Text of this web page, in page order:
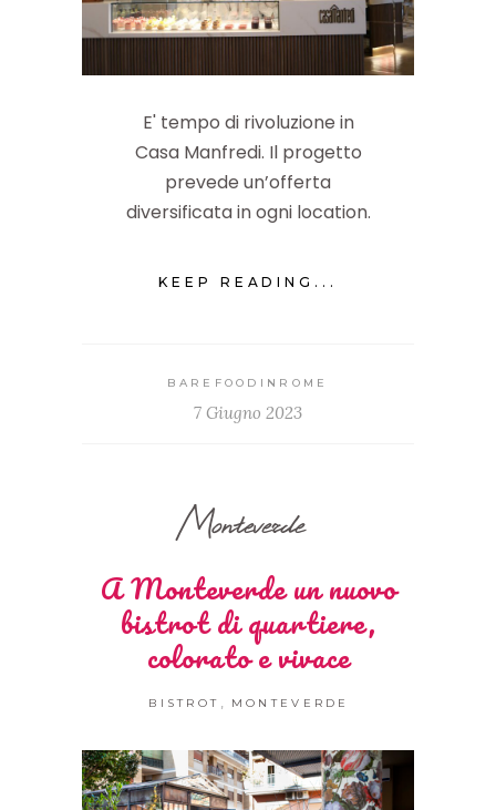
E' tempo di rivoluzione in
Casa Manfredi. Il progetto
prevede un’offerta
diversificata in ogni location.
KEEP READING...
BAREFOODINROME
7 Giugno 2023
Monteverde
A Monteverde un nuovo
bistrot di quartiere,
colorato e vivace
BISTROT MONTEVERDE